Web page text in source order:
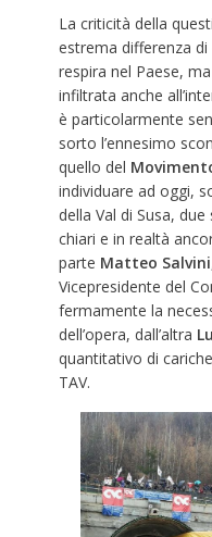
La criticità della
estrema differenza
respira nel Paese,
infiltrata anche
è particolarmente
sorto l’ennesimo
quello del
individuare ad oggi,
della Val di Susa,
chiari e in realtà
parte Matteo Salvini
Vicepresidente del
fermamente la
dell’opera, dall’altra
quantitativo di
TAV.